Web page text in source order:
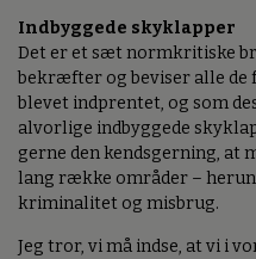
Indbyggede skyklapper
Det er et sæt normkritiske
bekræfter og beviser alle de
blevet indprentet, og som
alvorlige indbyggede
gerne den kendsgerning, at
lang række områder –
kriminalitet og misbrug.
Jeg tror, vi må indse, at vi i